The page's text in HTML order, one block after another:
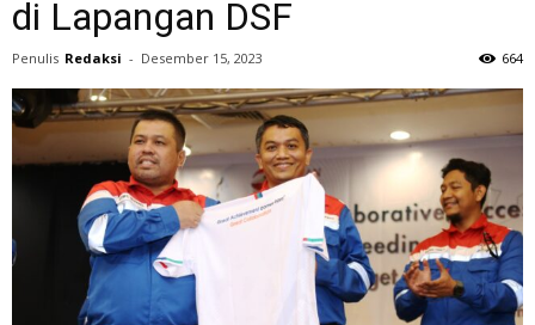
di Lapangan DSF
Penulis Redaksi - Desember 15, 2023 664